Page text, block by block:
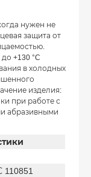
нужен не
защита от
+130 °C
в холодных
изделия:
при работе с
абразивными